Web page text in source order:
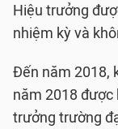
Hiệu trưởng
nhiệm kỳ và
Đến năm 2018,
năm 2018 được
trưởng trường